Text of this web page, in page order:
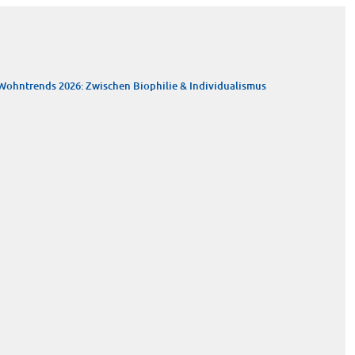
2026: Zwischen Biophilie & Individualismus